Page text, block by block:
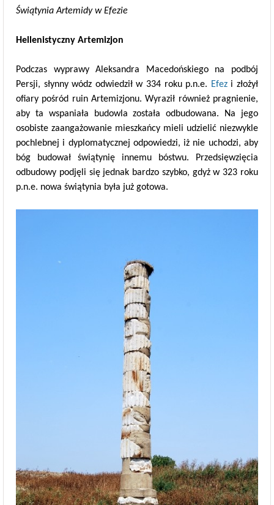
Świątynia Artemidy w Efezie
Hellenistyczny Artemizjon
Podczas wyprawy Aleksandra Macedońskiego na podbój
Persji, słynny wódz odwiedził w 334 roku p.n.e. Efezi złożył
ofiary pośród ruin Artemizjonu. Wyraził również pragnienie,
aby ta wspaniała budowla została odbudowana. Na jego
osobiste zaangażowanie mieszkańcy mieli udzielić niezwykle
pochlebnej i dyplomatycznej odpowiedzi, iż nie uchodzi, aby
bóg budował świątynię innemu bóstwu. Przedsięwzięcia
odbudowy podjęli się jednak bardzo szybko, gdyż w 323 roku
p.n.e. nowa świątynia była już gotowa.